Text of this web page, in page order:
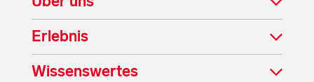
Erlebnis
Wissenswertes